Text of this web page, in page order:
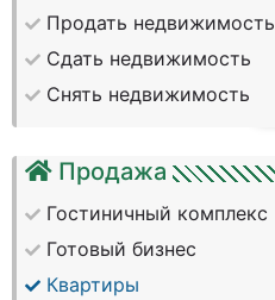
Продать недвижимость
Сдать недвижимость
Снять недвижимость
Продажа
Гостиничный комплекс
Готовый бизнес
Квартиры